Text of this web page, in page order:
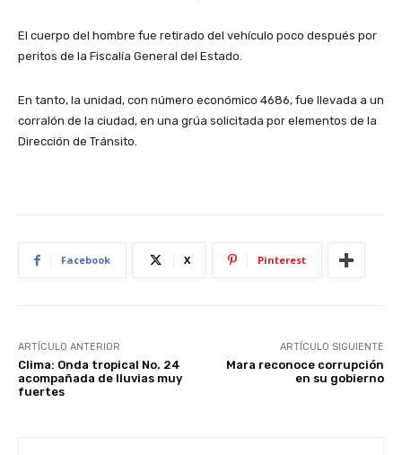
El cuerpo del hombre fue retirado del vehículo poco después por
peritos de la Fiscalía General del Estado.
En tanto, la unidad, con número económico 4686, fue llevada a un
corralón de la ciudad, en una grúa solicitada por elementos de la
Dirección de Tránsito.
Facebook X Pinterest
ARTÍCULO ANTERIOR
Clima: Onda tropical No. 24
acompañada de lluvias muy
fuertes
ARTÍCULO SIGUIENTE
Mara reconoce corrupción
en su gobierno